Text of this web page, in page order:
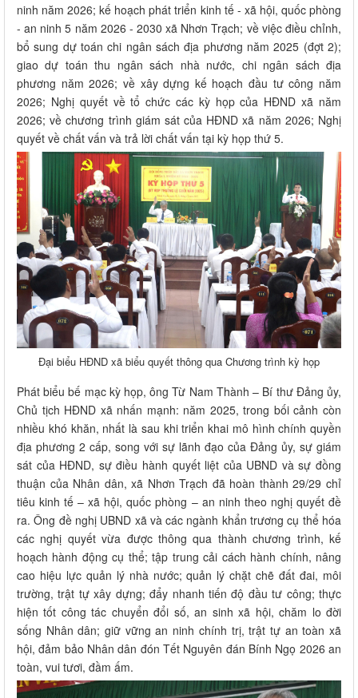
ninh năm 2026; kế hoạch phát triển kinh tế - xã hội, quốc phòng
- an ninh 5 năm 2026 - 2030 xã Nhơn Trạch; về việc điều chỉnh,
bổ sung dự toán chi ngân sách địa phương năm 2025 (đợt 2);
giao dự toán thu ngân sách nhà nước, chi ngân sách địa
phương năm 2026; về xây dựng kế hoạch đầu tư công năm
2026; Nghị quyết về tổ chức các kỳ họp của HĐND xã năm
2026; về chương trình giám sát của HĐND xã năm 2026; Nghị
quyết về chất vấn và trả lời chất vấn tại kỳ họp thứ 5.
Đại biểu HĐND xã biểu quyết thông qua Chương trình kỳ họp
Phát biểu bế mạc kỳ họp, ông Từ Nam Thành – Bí thư Đảng ủy,
Chủ tịch HĐND xã nhấn mạnh: năm 2025, trong bối cảnh còn
nhiều khó khăn, nhất là sau khi triển khai mô hình chính quyền
địa phương 2 cấp, song với sự lãnh đạo của Đảng ủy, sự giám
sát của HĐND, sự điều hành quyết liệt của UBND và sự đồng
thuận của Nhân dân, xã Nhơn Trạch đã hoàn thành 29/29 chỉ
tiêu kinh tế – xã hội, quốc phòng – an ninh theo nghị quyết đề
ra. Ông đề nghị UBND xã và các ngành khẩn trương cụ thể hóa
các nghị quyết vừa được thông qua thành chương trình, kế
hoạch hành động cụ thể; tập trung cải cách hành chính, nâng
cao hiệu lực quản lý nhà nước; quản lý chặt chẽ đất đai, môi
trường, trật tự xây dựng; đẩy nhanh tiến độ đầu tư công; thực
hiện tốt công tác chuyển đổi số, an sinh xã hội, chăm lo đời
sống Nhân dân; giữ vững an ninh chính trị, trật tự an toàn xã
hội, đảm bảo Nhân dân đón Tết Nguyên đán Bính Ngọ 2026 an
toàn, vui tươi, đầm ấm.